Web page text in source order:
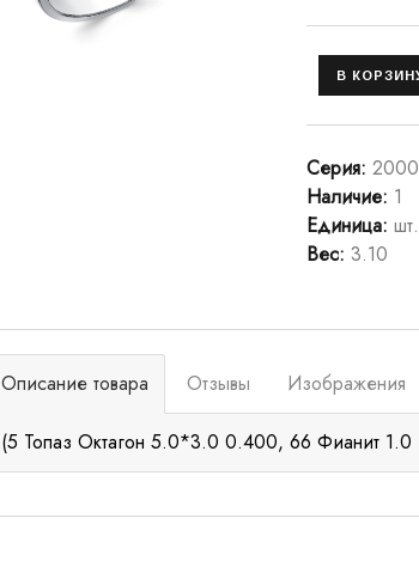
Серия:
Наличие: 1
Единица: шт.
Вес: 3.10
Описание товара
(5 Топаз Октагон 5.0*3.0 0.400, 66 Фианит 1.0
Отзывы Изображения